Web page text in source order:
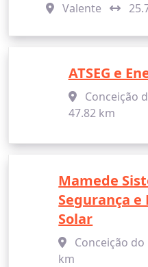
Valente
ATSEG e
Conceição
47.82 km
Mamede
Segurança e
Solar
Conceição do
km